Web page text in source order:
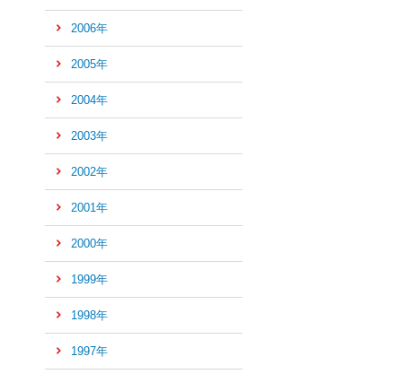
2006年
2005年
2004年
2003年
2002年
2001年
2000年
1999年
1998年
1997年